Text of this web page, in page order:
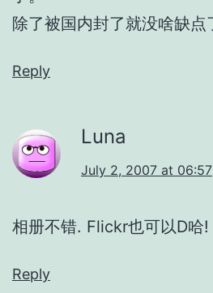
除了被国内封了就没啥缺点
Reply
Luna
July 2, 2007 at 06:57
相册不错. Flickr也可以D哈!
Reply